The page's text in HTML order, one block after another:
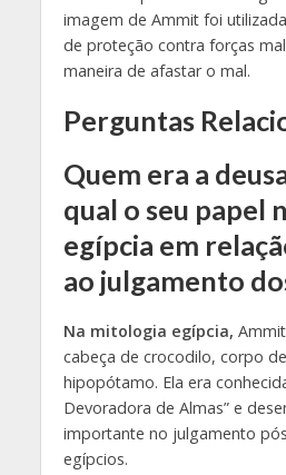
imagem de Ammit foi
de proteção contra forças
maneira de afastar o mal.
Perguntas
Quem era a
qual o seu papel
egípcia em
ao julgamento
Na mitologia egípcia,
cabeça de crocodilo, corpo
hipopótamo. Ela era
Devoradora de Almas” e
importante no julgamento
egípcios.